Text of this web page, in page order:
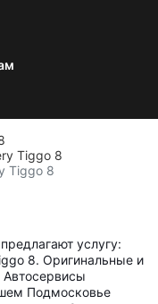
Tiggo 8
Tiggo 8
услугу:
8. Оригинальные и
Автосервисы
Подмосковье